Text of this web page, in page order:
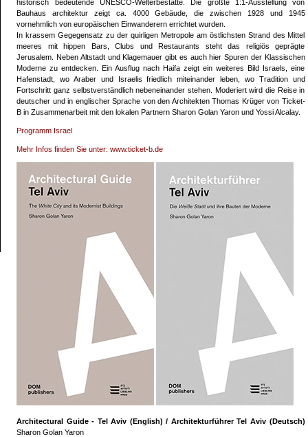
historisch bedeutende UNESCO-Welterbestätte. Die größte 1:1-Ausstellung von
Bauhaus architektur zeigt ca. 4000 Gebäude, die zwischen 1928 und 1945
vornehmlich von europäischen Einwanderern errichtet wurden.
In krassem Gegegensatz zu der quirligen Metropole am östlichsten Strand des Mittel
meeres mit hippen Bars, Clubs und Restaurants steht das religiös geprägte
Jerusalem. Neben Altstadt und Klagemauer gibt es auch hier Spuren der Klassischen
Moderne zu entdecken. Ein Ausflug nach Haifa zeigt ein weiteres Bild Israels, eine
Hafenstadt, wo Araber und Israelis friedlich miteinander leben, wo Tradition und
Fortschritt ganz selbstverständlich nebeneinander stehen. Moderiert wird die Reise in
deutscher und in englischer Sprache von den Architekten Thomas Krüger von Ticket-
B in Zusammenarbeit mit den lokalen Partnern Sharon Golan Yaron und Yossi Alcalay.
Programm Israel
Mehr Infos finden Sie unter: www.ticket-b.de
Architectural Guide - Tel Aviv (English) / Architekturführer Tel Aviv (Deutsch)
Sharon Golan Yaron